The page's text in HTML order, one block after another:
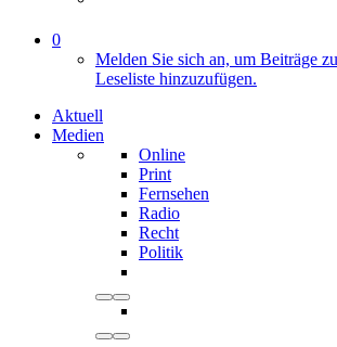
0
Melden Sie sich an, um Beiträge
Leseliste hinzuzufügen.
Aktuell
Medien
Online
Print
Fernsehen
Radio
Recht
Politik